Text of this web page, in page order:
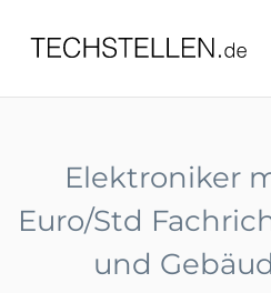
Elektroniker
Euro/Std
und